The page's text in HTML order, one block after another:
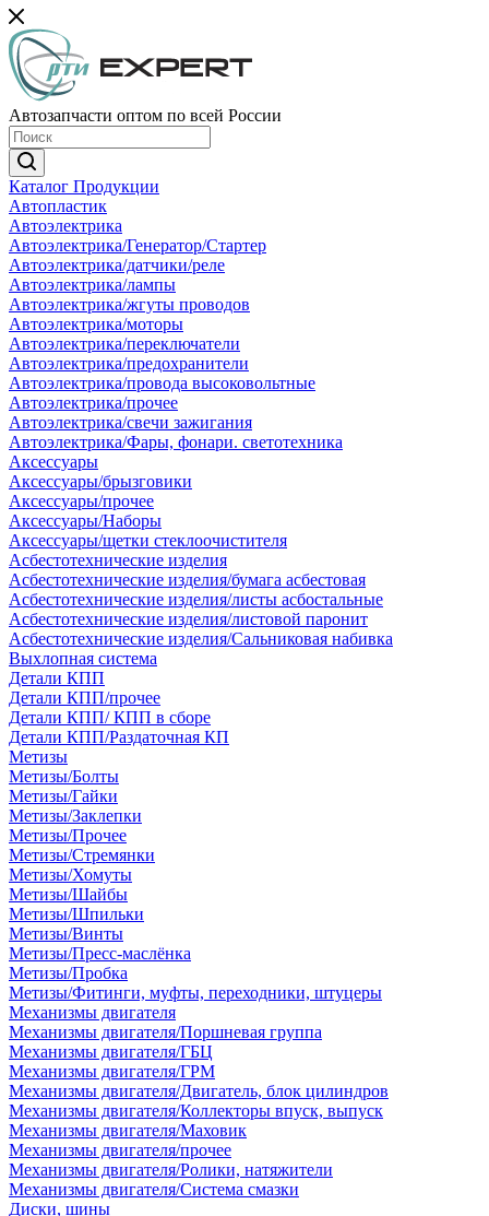
Автозапчасти оптом по всей России
Каталог Продукции
Автопластик
Автоэлектрика
Автоэлектрика/Генератор/Стартер
Автоэлектрика/датчики/реле
Автоэлектрика/лампы
Автоэлектрика/жгуты проводов
Автоэлектрика/моторы
Автоэлектрика/переключатели
Автоэлектрика/предохранители
Автоэлектрика/провода высоковольтные
Автоэлектрика/прочее
Автоэлектрика/свечи зажигания
Автоэлектрика/Фары, фонари. светотехника
Аксессуары
Аксессуары/брызговики
Аксессуары/прочее
Аксессуары/Наборы
Аксессуары/щетки стеклоочистителя
Асбестотехнические изделия
Асбестотехнические изделия/бумага асбестовая
Асбестотехнические изделия/листы асбостальные
Асбестотехнические изделия/листовой паронит
Асбестотехнические изделия/Сальниковая набивка
Выхлопная система
Детали КПП
Детали КПП/прочее
Детали КПП/ КПП в сборе
Детали КПП/Раздаточная КП
Метизы
Метизы/Болты
Метизы/Гайки
Метизы/Заклепки
Метизы/Прочее
Метизы/Стремянки
Метизы/Хомуты
Метизы/Шайбы
Метизы/Шпильки
Метизы/Винты
Метизы/Пресс-маслёнка
Метизы/Пробка
Метизы/Фитинги, муфты, переходники, штуцеры
Механизмы двигателя
Механизмы двигателя/Поршневая группа
Механизмы двигателя/ГБЦ
Механизмы двигателя/ГРМ
Механизмы двигателя/Двигатель, блок цилиндров
Механизмы двигателя/Коллекторы впуск, выпуск
Механизмы двигателя/Маховик
Механизмы двигателя/прочее
Механизмы двигателя/Ролики, натяжители
Механизмы двигателя/Система смазки
Диски, шины